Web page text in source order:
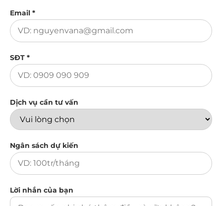
Email *
SĐT *
Dịch vụ cần tư vấn
Ngân sách dự kiến
Lời nhắn của bạn